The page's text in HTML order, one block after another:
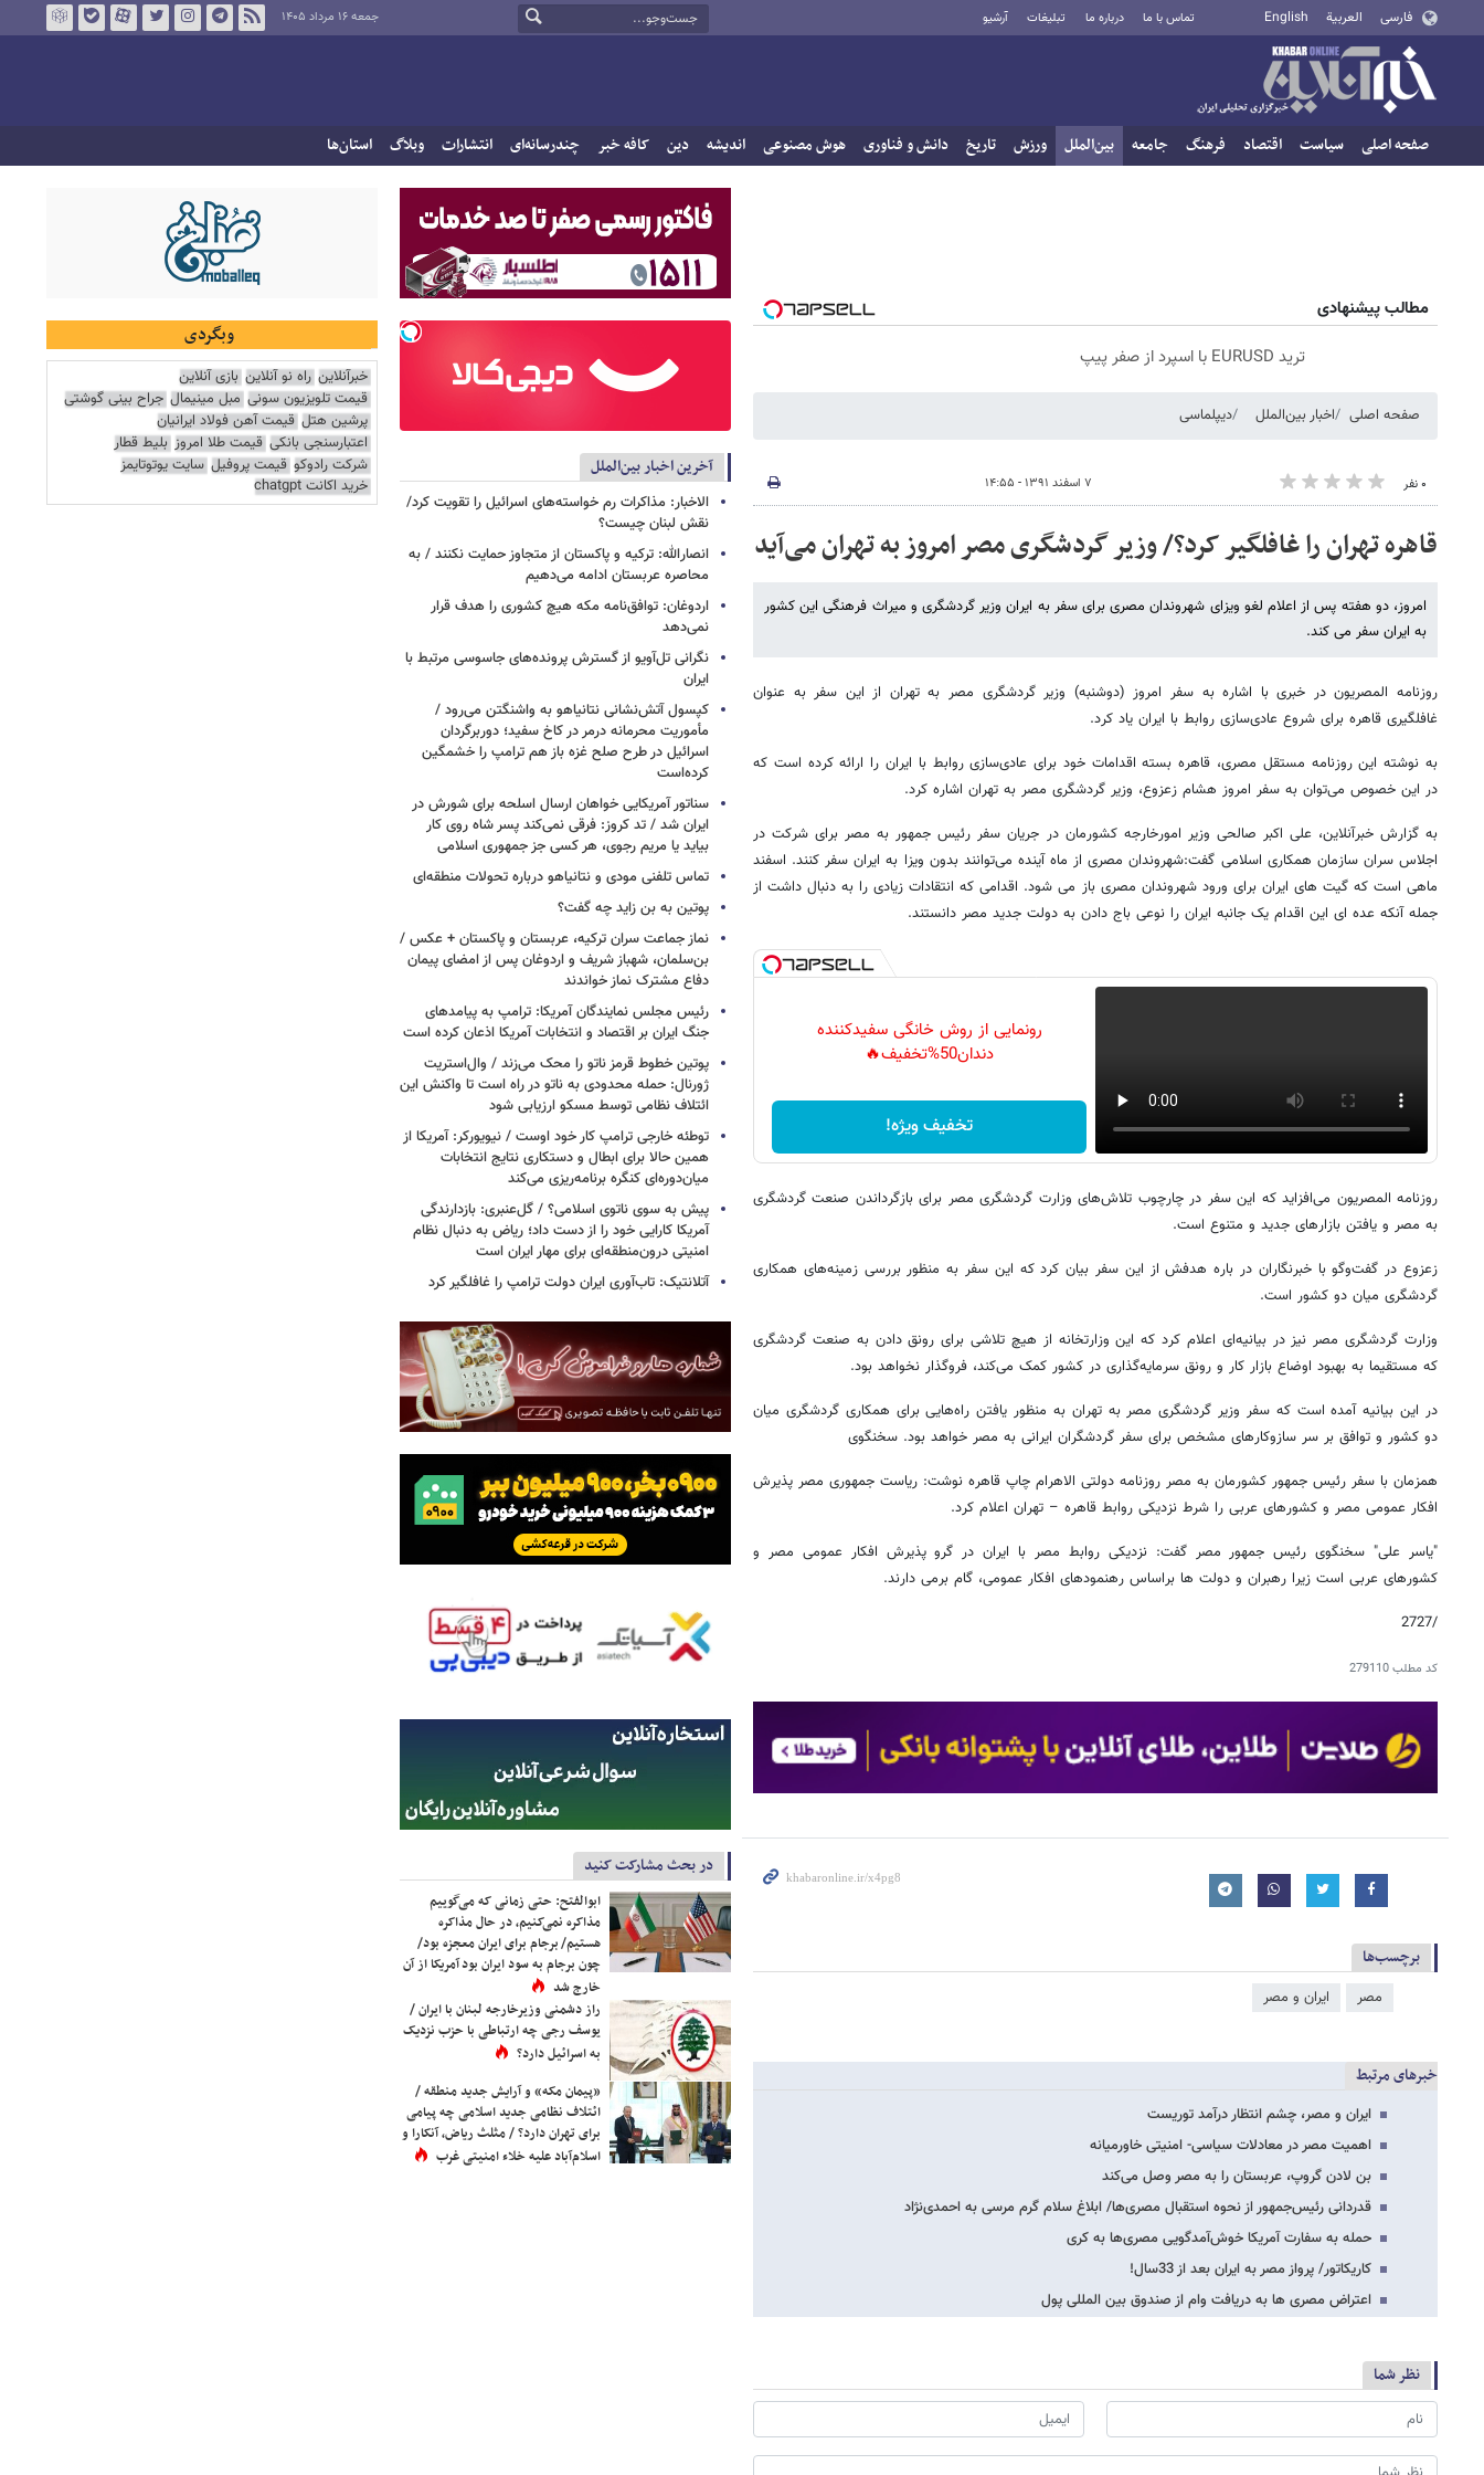
فارسی العربية English تماس با ما درباره ما تبلیغات آرشیو جمعه ۱۶ مرداد ۱۴۰۵
صفحه اصلی سیاست اقتصاد فرهنگ جامعه بین‌الملل ورزش تاریخ دانش و فناوری هوش مصنوعی اندیشه دین کافه خبر چندرسانه‌ای انتشارات وبلاگ استان‌ها
مطالب پیشنهادی
ترید EURUSD با اسپرد از صفر پیپ
صفحه اصلی اخبار بین‌الملل دیپلماسی
۰ نفر ۷ اسفند ۱۳۹۱ - ۱۴:۵۵
قاهره تهران را غافلگیر کرد؟/ وزیر گردشگری مصر امروز به تهران می‌آید
امروز، دو هفته پس از اعلام لغو ویزای شهروندان مصری برای سفر به ایران وزیر گردشگری و میراث فرهنگی این کشور
به ایران سفر می کند.
روزنامه‌ المصریون در خبری با اشاره به سفر امروز (دوشنبه) وزیر گردشگری مصر به تهران از این سفر به عنوان
غافلگیری قاهره برای شروع عادی‌سازی روابط با ایران یاد کرد.
به نوشته این روزنامه مستقل مصری، قاهره بسته اقدامات خود برای عادی‌سازی روابط با ایران را ارائه کرده است که
در این خصوص می‌توان به سفر امروز هشام زعزوع، وزیر گردشگری مصر به تهران اشاره کرد.
به گزارش خبرآنلاین، علی اکبر صالحی وزیر امورخارجه کشورمان در جریان سفر رئیس جمهور به مصر برای شرکت در
اجلاس سران سازمان همکاری‌ اسلامی گفت:شهروندان مصری از ماه آینده می‌توانند بدون ویزا به ایران سفر کنند. اسفند
ماهی است که گیت های ایران برای ورود شهروندان مصری باز می شود. اقدامی که انتقادات زیادی را به دنبال داشت از
جمله آنکه عده ای این اقدام یک جانبه ایران را نوعی باج دادن به دولت جدید مصر دانستند.
رونمایی از روش خانگی سفیدکننده
دندان50%تخفیف🔥
تخفیف ویژه!
روزنامه المصریون می‌افزاید که این سفر در چارچوب تلاش‌های وزارت گردشگری مصر برای بازگرداندن صنعت گردشگری
به مصر و یافتن بازارهای جدید و متنوع است.
زعزوع در گفت‌وگو با خبرنگاران در باره هدفش از این سفر بیان کرد که این سفر به منظور بررسی زمینه‌های همکاری
گردشگری میان دو کشور است.
وزارت گردشگری مصر نیز در بیانیه‌ای اعلام کرد که این وزارتخانه از هیچ تلاشی برای رونق دادن به صنعت گردشگری
که مستقیما به بهبود اوضاع بازار کار و رونق سرمایه‌گذاری در کشور کمک می‌کند، فروگذار نخواهد بود.
در این بیانیه آمده است که سفر وزیر گردشگری مصر به تهران به منظور یافتن راه‌هایی برای همکاری گردشگری میان
دو کشور و توافق بر سر سازوکارهای مشخص برای سفر گردشگران ایرانی به مصر خواهد بود. سخنگوی
همزمان با سفر رئیس جمهور کشورمان به مصر روزنامه دولتی الاهرام چاپ قاهره نوشت: ریاست جمهوری مصر پذیرش
افکار عمومی مصر و کشورهای عربی را شرط نزدیکی روابط قاهره – تهران اعلام کرد.
"یاسر علی" سخنگوی رئیس جمهور مصر گفت: نزدیکی روابط مصر با ایران در گرو پذیرش افکار عمومی مصر و
کشورهای عربی است زیرا رهبران و دولت ها براساس رهنمودهای افکار عمومی، گام برمی دارند.
/2727
کد مطلب279110
برچسب‌ها
مصر ایران و مصر
خبرهای مرتبط
ایران و مصر، چشم‌ انتظار درآمد توریست
اهمیت مصر در معادلات سیاسی- امنیتی خاورمیانه
بن لادن گروپ، عربستان را به مصر وصل می‌کند
قدردانی رئیس‌جمهور از نحوه استقبال مصری‌ها/ ابلاغ سلام گرم مرسی به احمدی‌نژاد
حمله به سفارت آمریکا خوش‌آمدگویی مصری‌ها به کری
کاریکاتور/ پرواز مصر به ایران بعد از 33سال!
اعتراض مصری ها به دریافت وام از صندوق بین المللی پول
نظر شما
آخرین اخبار بین‌الملل
الاخبار: مذاکرات رم خواسته‌های اسرائیل را تقویت کرد/
نقش لبنان چیست؟
انصارالله: ترکیه و پاکستان از متجاوز حمایت نکنند / به
محاصره عربستان ادامه می‌دهیم
اردوغان: توافق‌نامه مکه هیچ کشوری را هدف قرار
نمی‌دهد
نگرانی تل‌آویو از گسترش پرونده‌های جاسوسی مرتبط با
ایران
کپسول آتش‌نشانی نتانیاهو به واشنگتن می‌رود /
مأموریت محرمانه درمر در کاخ سفید؛ دوربرگردان
اسرائیل در طرح صلح غزه باز هم ترامپ را خشمگین
کرده‌است
سناتور آمریکایی خواهان ارسال اسلحه برای شورش در
ایران شد / تد کروز: فرقی نمی‌کند پسر شاه روی کار
بیاید یا مریم رجوی، هر کسی جز جمهوری اسلامی
تماس تلفنی مودی و نتانیاهو درباره تحولات منطقه‌ای
پوتین به بن زاید چه گفت؟
نماز جماعت سران ترکیه، عربستان و پاکستان + عکس /
بن‌سلمان، شهباز شریف و اردوغان پس از امضای پیمان
دفاع مشترک نماز خواندند
رئیس مجلس نمایندگان آمریکا: ترامپ به پیامدهای
جنگ ایران بر اقتصاد و انتخابات آمریکا اذعان کرده است
پوتین خطوط قرمز ناتو را محک می‌زند / وال‌استریت
ژورنال: حمله محدودی به ناتو در راه است تا واکنش این
ائتلاف نظامی توسط مسکو ارزیابی شود
توطئه خارجی ترامپ کار خود اوست / نیویورکر: آمریکا از
همین حالا برای ابطال و دستکاری نتایج انتخابات
میان‌دوره‌ای کنگره برنامه‌ریزی می‌کند
پیش به سوی ناتوی اسلامی؟ / گل‌عنبری: بازدارندگی
آمریکا کارایی خود را از دست داد؛ ریاض به دنبال نظام
امنیتی درون‌منطقه‌ای برای مهار ایران است
آتلانتیک: تاب‌آوری ایران دولت ترامپ را غافلگیر کرد
در بحث مشارکت کنید
ابوالفتح: حتی زمانی که می‌گوییم
مذاکره نمی‌کنیم، در حال مذاکره
هستیم/ برجام برای ایران معجزه بود/
چون برجام به سود ایران بود آمریکا از آن
خارج شد
راز دشمنی وزیرخارجه لبنان با ایران /
یوسف رجی چه ارتباطی با حزب نزدیک
به اسرائیل دارد؟
«پیمان مکه» و آرایش جدید منطقه /
ائتلاف نظامی جدید اسلامی چه پیامی
برای تهران دارد؟ / مثلث ریاض، آنکارا و
اسلام‌آباد علیه خلاء امنیتی غرب
وبگردی
خبرآنلاین راه نو آنلاین بازی آنلاین
قیمت تلویزیون سونی مبل مینیمال جراح بینی گوشتی
پرشین هتل قیمت آهن فولاد ایرانیان
اعتبارسنجی بانکی قیمت طلا امروز بلیط قطار
شرکت رادوکو قیمت پروفیل سایت یوتوتایمز
خرید اکانت chatgpt